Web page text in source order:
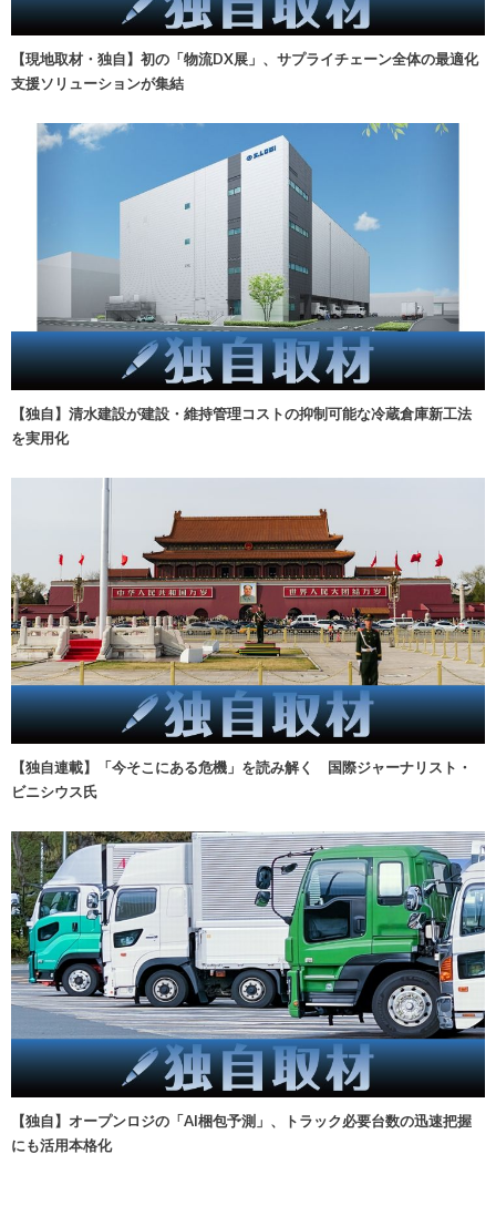
【現地取材・独自】初の「物流DX展」、サプライチェーン全体の最適化
支援ソリューションが集結
【独自】清水建設が建設・維持管理コストの抑制可能な冷蔵倉庫新工法
を実用化
【独自連載】「今そこにある危機」を読み解く 国際ジャーナリスト・
ビニシウス氏
【独自】オープンロジの「AI梱包予測」、トラック必要台数の迅速把握
にも活用本格化